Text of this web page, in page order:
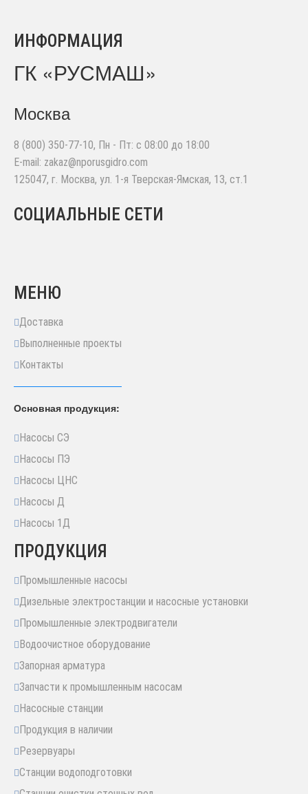
ИНФОРМАЦИЯ
ГК «РУСМАШ»
Москва
8 (800) 350-77-10, Пн - Пт: с 08:00 до 18:00
E-mail: zakaz@nporusgidro.com
125047, г. Москва, ул. 1-я Тверская-Ямская, 13, ст.1
СОЦИАЛЬНЫЕ СЕТИ
МЕНЮ
Доставка
Выполненные проекты
Контакты
Основная продукция:
Насосы СЭ
Насосы ПЭ
Насосы ЦНС
Насосы Д
Насосы 1Д
ПРОДУКЦИЯ
Промышленные насосы
Дизельные электростанции и насосные установки
Промышленные электродвигатели
Водоочистное оборудование
Запорная арматура
Запчасти к промышленным насосам
Насосные станции
Продукция в наличии
Резервуары
Станции водоподготовки